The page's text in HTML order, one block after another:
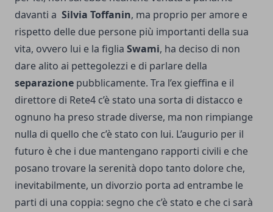
davanti a Silvia Toffanin, ma proprio per amore e
rispetto delle due persone più importanti della sua
vita, ovvero lui e la figlia Swami, ha deciso di non
dare alito ai pettegolezzi e di parlare della
separazione pubblicamente. Tra l’ex gieffina e il
direttore di Rete4 c’è stato una sorta di distacco e
ognuno ha preso strade diverse, ma non rimpiange
nulla di quello che c’è stato con lui. L’augurio per il
futuro è che i due mantengano rapporti civili e che
posano trovare la serenità dopo tanto dolore che,
inevitabilmente, un divorzio porta ad entrambe le
parti di una coppia: segno che c’è stato e che ci sarà